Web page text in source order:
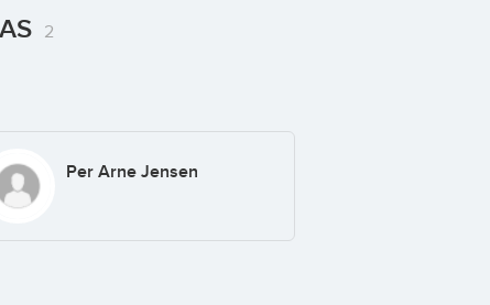
2
Per Arne Jensen